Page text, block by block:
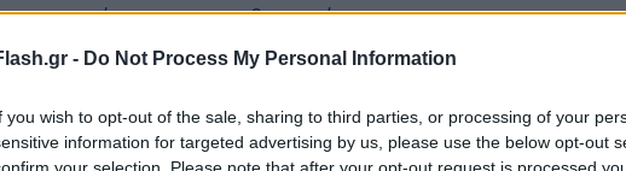
- Do Not Process My Personal Information
you wish to opt-out of the sale, sharing to third parties, or processing of your
information for targeted advertising by us, please use the below opt-out
your selection. Please note that after your opt-out request is processed
οικογένειας και της θρησκείας».
κάποια νέα σύντροφός στη ζωή του, δήλωσε: «Ναι, κάτι
για περαιτέρω πράγματα».